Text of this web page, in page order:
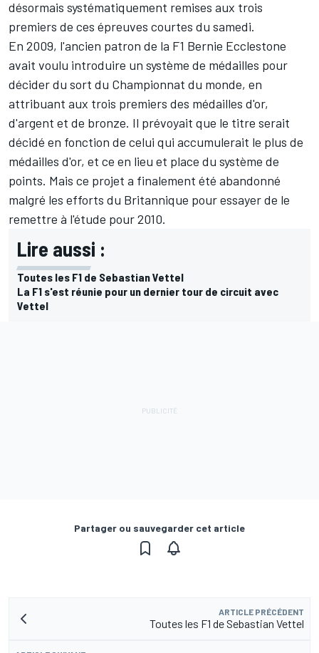
désormais systématiquement remises aux trois
premiers de ces épreuves courtes du samedi.
En 2009, l'ancien patron de la F1 Bernie Ecclestone
avait voulu introduire un système de médailles pour
décider du sort du Championnat du monde, en
attribuant aux trois premiers des médailles d'or,
d'argent et de bronze. Il prévoyait que le titre serait
décidé en fonction de celui qui accumulerait le plus de
médailles d'or, et ce en lieu et place du système de
points. Mais ce projet a finalement été abandonné
malgré les efforts du Britannique pour essayer de le
remettre à l'étude pour 2010.
Lire aussi :
Toutes les F1 de Sebastian Vettel
La F1 s'est réunie pour un dernier tour de circuit avec
Vettel
Partager ou sauvegarder cet article
ARTICLE PRÉCÉDENT
Toutes les F1 de Sebastian Vettel